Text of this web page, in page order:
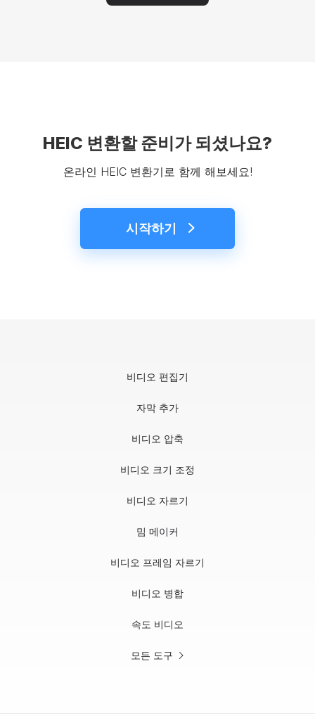
HEIC 변환할 준비가 되셨나요?
온라인 HEIC 변환기로 함께 해보세요!
시작하기
비디오 편집기
자막 추가
비디오 압축
비디오 크기 조정
비디오 자르기
밈 메이커
비디오 프레임 자르기
비디오 병합
속도 비디오
모든 도구